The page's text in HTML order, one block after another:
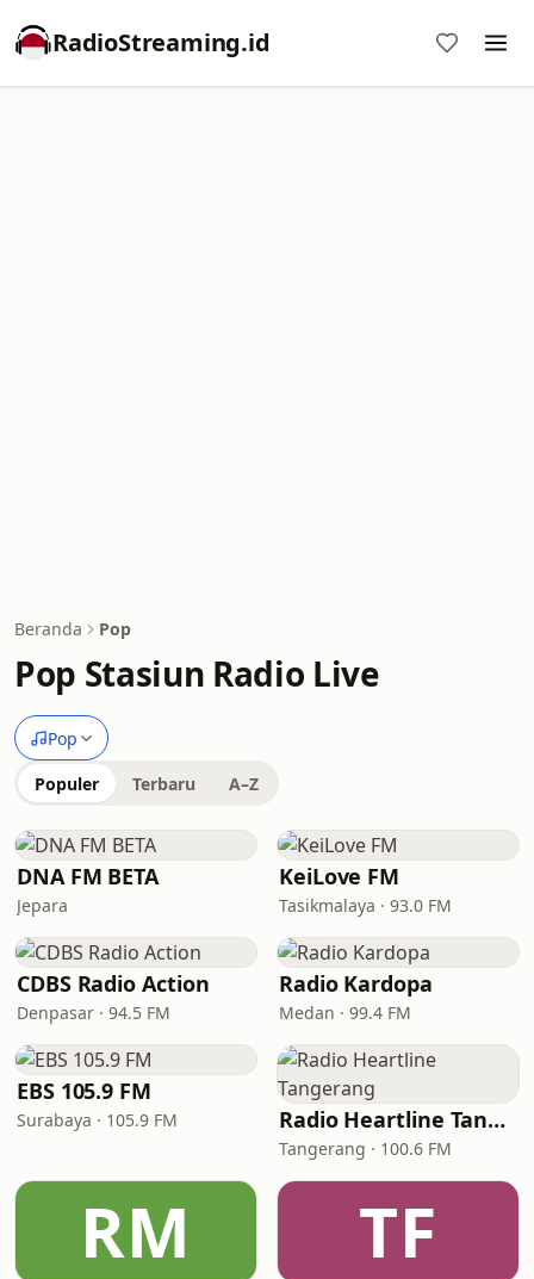
RadioStreaming.id
Beranda Pop
Pop Stasiun Radio Live
Pop
Populer Terbaru A–Z
DNA FM BETA
Jepara
KeiLove FM
Tasikmalaya · 93.0 FM
CDBS Radio Action
Denpasar · 94.5 FM
Radio Kardopa
Medan · 99.4 FM
EBS 105.9 FM
Surabaya · 105.9 FM Radio Heartline Tangerang
Tangerang · 100.6 FM
RM TF